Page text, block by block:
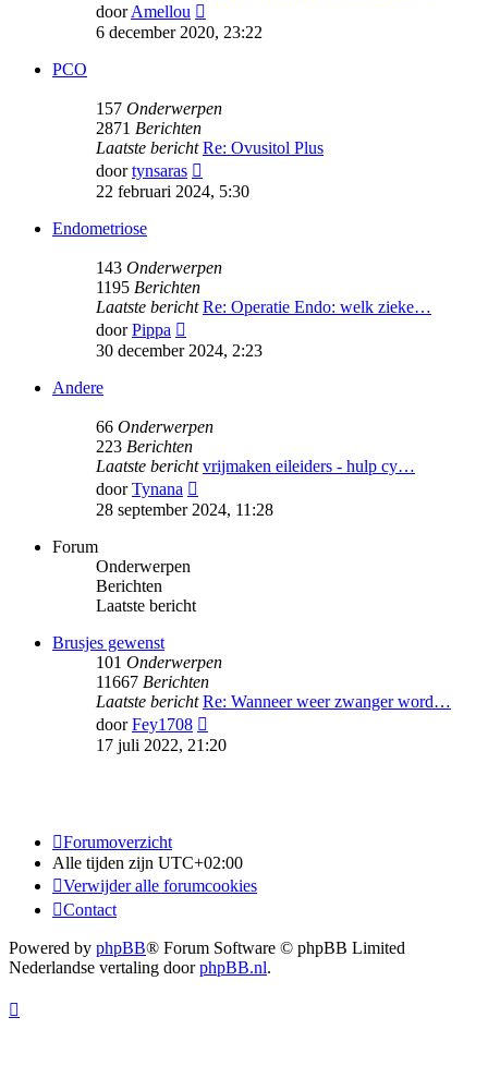
doorAmellou
laatste
bericht
6 december 2020, 23:22
PCO
157 Onderwerpen
2871 Berichten
Laatste bericht Re: Ovusitol Plus
doortynsaras
laatste
bericht
22 februari 2024, 5:30
Endometriose
143 Onderwerpen
1195 Berichten
Laatste bericht Re: Operatie Endo: welk zieke…
doorPippa
laatste
bericht
30 december 2024, 2:23
Andere
66 Onderwerpen
223 Berichten
Laatste bericht vrijmaken eileiders - hulp cy…
doorTynana
laatste
bericht
28 september 2024, 11:28
Forum
Onderwerpen
Berichten
Laatste bericht
Brusjes gewenst
101 Onderwerpen
11667 Berichten
Laatste bericht Re: Wanneer weer zwanger word…
doorFey1708
laatste
17 juli 2022, 21:20
Forumoverzicht
Alle tijden zijn UTC+02:00
Verwijder alle forumcookies
Contact
Powered by phpBB® Forum Software © phpBB Limited
Nederlandse vertaling doorphpBB.nl.